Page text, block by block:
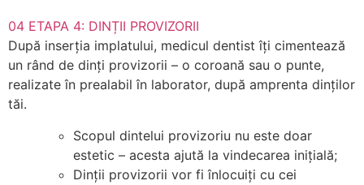
04 ETAPA 4: DINȚII PROVIZORII
După inserția implatului, medicul dentist îți cimentează
un rând de dinți provizorii – o coroană sau o punte,
realizate în prealabil în laborator, după amprenta dinților
tăi.
Scopul dintelui provizoriu nu este doar
estetic – acesta ajută la vindecarea inițială;
Dinții provizorii vor fi înlocuiți cu cei